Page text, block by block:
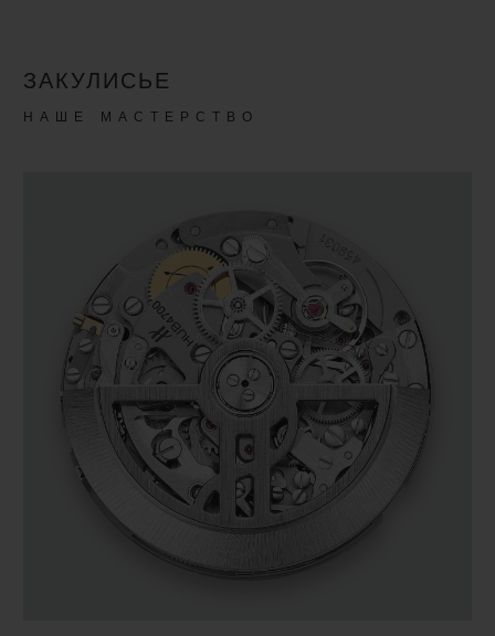
ЗАКУЛИСЬЕ
НАШЕ МАСТЕРСТВО